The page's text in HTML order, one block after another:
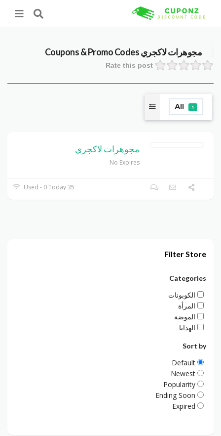
مجوهرات لاكجري
Rate this post
All 1
مجوهرات لاكجري
No Expires
35 Used - 0 Today
Filter Store
Categories
الكوبونات
المرأة
الموضة
الهدايا
Sort by
Default
Newest
Popularity
Ending Soon
Expired